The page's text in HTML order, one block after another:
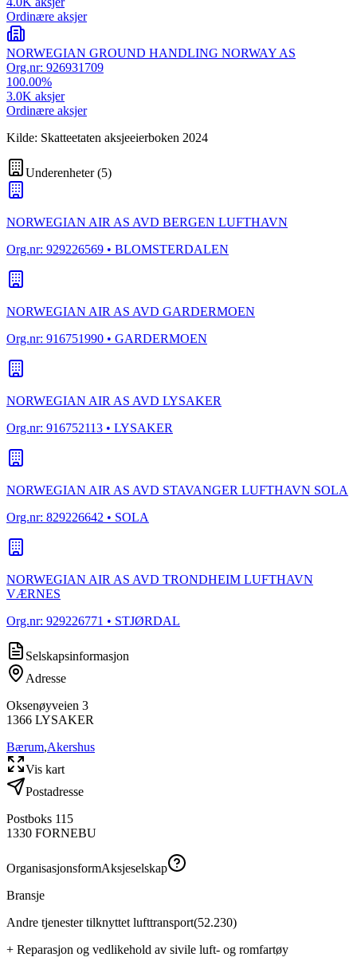
Ordinære aksjer
NORWEGIAN GROUND HANDLING NORWAY AS
Org.nr: 926931709
100.00%
3.0K aksjer
Ordinære aksjer
Kilde: Skatteetaten aksjeeierboken 2024
Underenheter(5)
NORWEGIAN AIR AS AVD BERGEN LUFTHAVN
Org.nr: 929226569 • BLOMSTERDALEN
NORWEGIAN AIR AS AVD GARDERMOEN
Org.nr: 916751990 • GARDERMOEN
NORWEGIAN AIR AS AVD LYSAKER
Org.nr: 916752113 • LYSAKER
NORWEGIAN AIR AS AVD STAVANGER LUFTHAVN SOLA
Org.nr: 829226642 • SOLA
NORWEGIAN AIR AS AVD TRONDHEIM LUFTHAVN
VÆRNES
Org.nr: 929226771 • STJØRDAL
Selskapsinformasjon
Adresse
Oksenøyveien 3
1366 LYSAKER
Bærum,Akershus
Vis kart
Postadresse
Postboks 115
1330 FORNEBU
OrganisasjonsformAksjeselskap
Bransje
Andre tjenester tilknyttet lufttransport(52.230)
+ Reparasjon og vedlikehold av sivile luft- og romfartøy